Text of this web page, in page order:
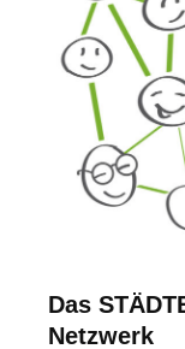
Das
Netzwerk